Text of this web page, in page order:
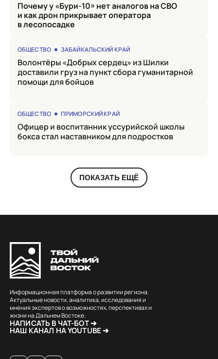
Почему у «Бури-10» нет аналогов на СВО
и как дрон прикрывает оператора
в лесопосадке
ОБЩЕСТВО ЗАБАЙКАЛЬСКИЙ КРАЙ
Волонтёры «Добрых сердец» из Шилки
доставили груз на пункт сбора гуманитарной
помощи для бойцов
ОБЩЕСТВО ПРИМОРСКИЙ КРАЙ
Офицер и воспитанник уссурийской школы
бокса стал наставником для подростков
ПОКАЗАТЬ ЕЩЁ
Информационная платформа о развитии региона.
Актуальные новости, аналитика, исследования и
мнения экспертов о возможностях, перспективах и
жизни на Дальнем Востоке.
НАПИСАТЬ В ЧАТ-БОТ ➔
НАШ КАНАЛ НА YOUTUBE ➔